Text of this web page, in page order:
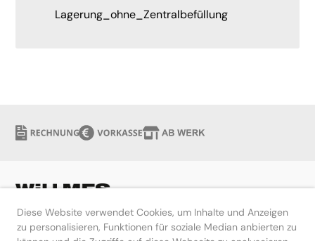
Diese Website verwendet Cookies, um Inhalte und Anzeigen
zu personalisieren, Funktionen für soziale Median anbierten zu
Lagerung_ohne_Zentralbefüllung